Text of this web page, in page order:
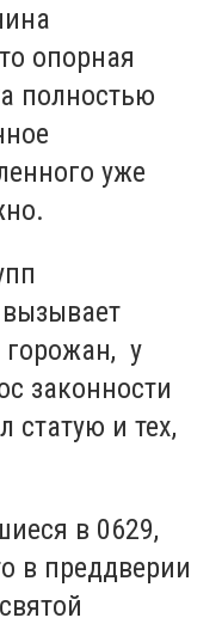
опорная
полностью
уже
горожан, у
законности
статую и тех,
в 0629,
в преддверии